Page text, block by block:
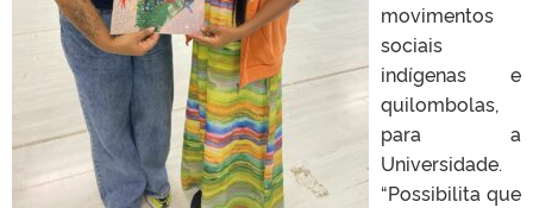
movimentos
sociais
indígenas e
quilombolas,
para a
Universidade.
“Possibilita que